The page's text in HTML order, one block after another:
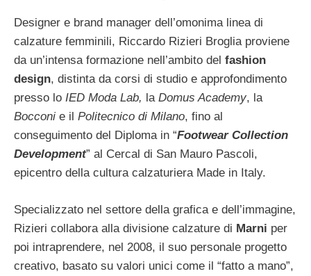
Designer e brand manager dell’omonima linea di
calzature femminili, Riccardo Rizieri Broglia proviene
da un’intensa formazione nell’ambito del fashion
design, distinta da corsi di studio e approfondimento
presso lo IED Moda Lab, la Domus Academy, la
Bocconi e il Politecnico di Milano, fino al
conseguimento del Diploma in “Footwear Collection
Development” al Cercal di San Mauro Pascoli,
epicentro della cultura calzaturiera Made in Italy.
Specializzato nel settore della grafica e dell’immagine,
Rizieri collabora alla divisione calzature di Marni per
poi intraprendere, nel 2008, il suo personale progetto
creativo, basato su valori unici come il “fatto a mano”,